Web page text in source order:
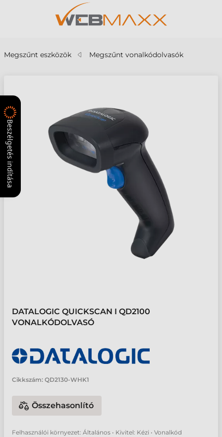
Megszűnt eszközök Megszűnt vonalkódolvasók
DATALOGIC QUICKSCAN I QD2100
VONALKÓDOLVASÓ
Cikkszám: QD2130-WHK1
Összehasonlító
Felhasználói környezet: Általános • Kivitel: Kézi • Vonalkód
Beszélgetés indítása